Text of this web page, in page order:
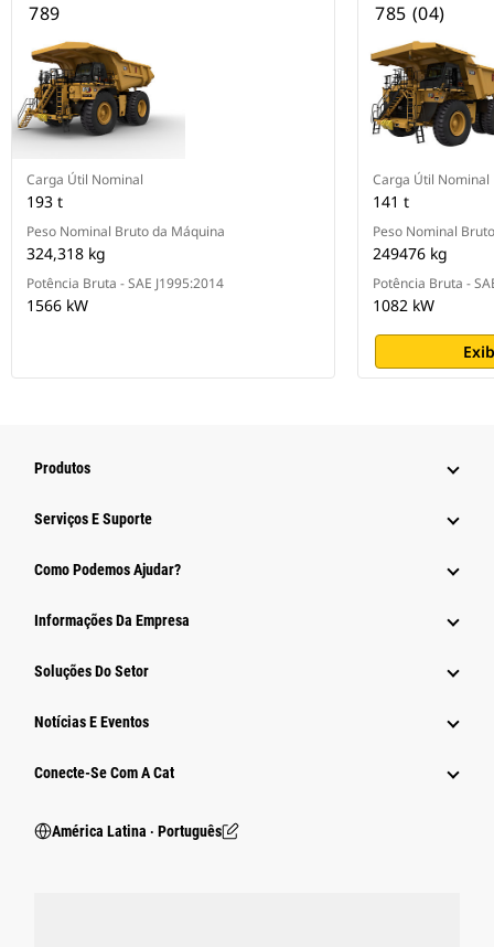
789
Carga Útil Nominal
193 t
Peso Nominal Bruto da Máquina
324,318 kg
Potência Bruta - SAE J1995:2014
1566 kW
785 (04)
Carga Útil Nominal
141 t
Peso Nominal
249476 kg
Potência Bruta -
1082 kW
Produtos
Serviços E Suporte
Como Podemos Ajudar?
Informações Da Empresa
Soluções Do Setor
Notícias E Eventos
Conecte-Se Com A Cat
América Latina ‧ Português